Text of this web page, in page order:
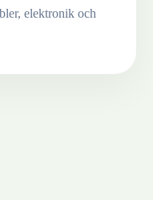
elektronik och